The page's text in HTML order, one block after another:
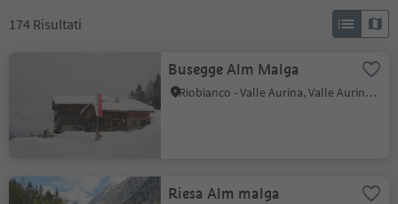
174 Risultati
Busegge Alm Malga
Riobianco - Valle Aurina, Valle Aurina, Valle Aurina
Riesa Alm malga